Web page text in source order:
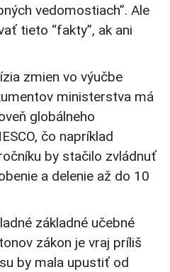
vedomostiach”. Ale
tieto “fakty”, ak ani
zmien vo výučbe
ministerstva má
globálneho
čo napríklad
by stačilo zvládnuť
a delenie až do 10
základné učebné
zákon je vraj príliš
by mala upustiť od